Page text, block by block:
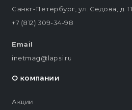
Санкт-Петербург, ул. Седова, д. 11
+7 (812) 309-34-98
Email
inetmag@lapsi.ru
О компании
Акции